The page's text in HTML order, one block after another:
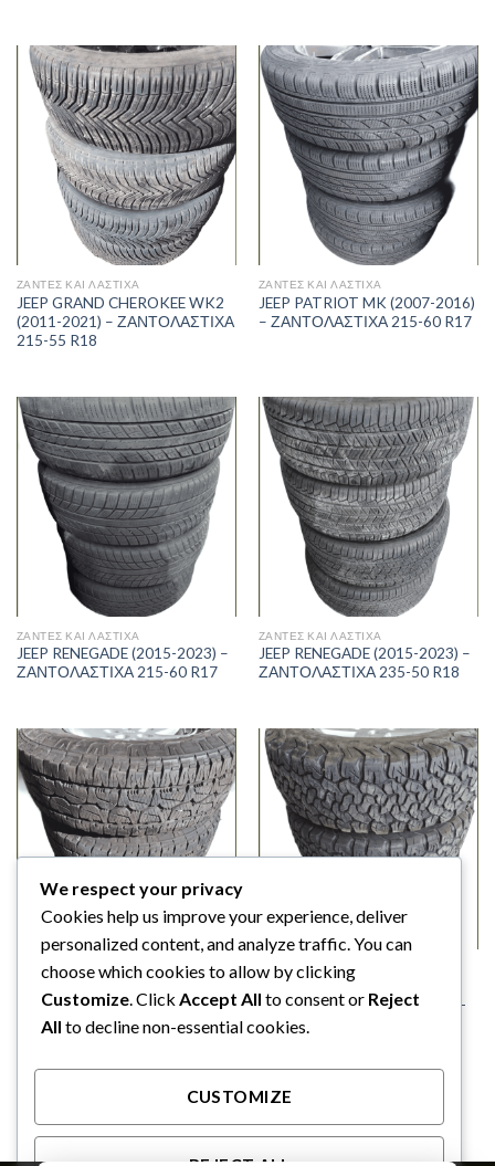
ΖΑΝΤΕΣ ΚΑΙ ΛΑΣΤΙΧΑ
JEEP GRAND CHEROKEE WK2
(2011-2021) – ΖΑΝΤΟΛΑΣΤΙΧΑ
215-55 R18
ΖΑΝΤΕΣ ΚΑΙ ΛΑΣΤΙΧΑ
JEEP PATRIOT MK (2007-2016)
– ΖΑΝΤΟΛΑΣΤΙΧΑ 215-60 R17
ΖΑΝΤΕΣ ΚΑΙ ΛΑΣΤΙΧΑ
JEEP RENEGADE (2015-2023) –
ΖΑΝΤΟΛΑΣΤΙΧΑ 215-60 R17
ΖΑΝΤΕΣ ΚΑΙ ΛΑΣΤΙΧΑ
JEEP RENEGADE (2015-2023) –
ΖΑΝΤΟΛΑΣΤΙΧΑ 235-50 R18
ΖΑΝΤΕΣ ΚΑΙ ΛΑΣΤΙΧΑ
2011) – ΖΑΝΤΟΛΑΣΤΙΧΑ 245-
75 R17
ΖΑΝΤΕΣ ΚΑΙ ΛΑΣΤΙΧΑ
JEEP WRANGLER JK (2007-
2011) – ΖΑΝΤΟΛΑΣΤΙΧΑ 255-
75 R17
1 2
We respect your privacy
Cookies help us improve your experience, deliver
personalized content, and analyze traffic. You can
choose which cookies to allow by clicking
Customize. Click Accept All to consent or Reject
All to decline non-essential cookies.
CUSTOMIZE